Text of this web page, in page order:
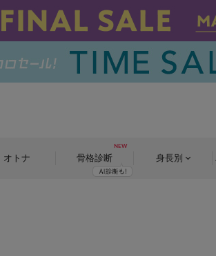
オトナ 骨格診断 身長別